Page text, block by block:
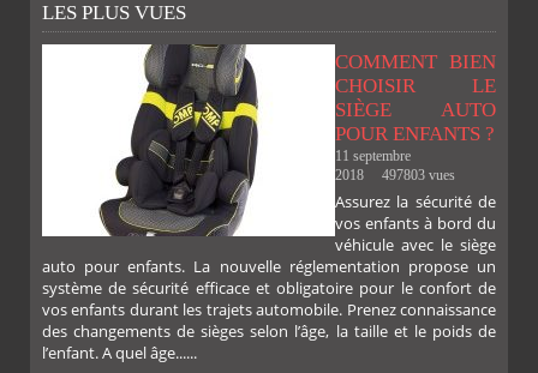
LES PLUS VUES
COMMENT BIEN
CHOISIR LE
SIÈGE AUTO
POUR ENFANTS ?
11 septembre
2018
497803 vues
Assurez la sécurité de
vos enfants à bord du
véhicule avec le siège
auto pour enfants. La nouvelle réglementation propose un
système de sécurité efficace et obligatoire pour le confort de
vos enfants durant les trajets automobile. Prenez connaissance
des changements de sièges selon l’âge, la taille et le poids de
l’enfant. A quel âge......